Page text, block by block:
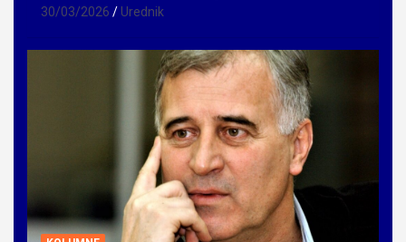
30/03/2026 Urednik